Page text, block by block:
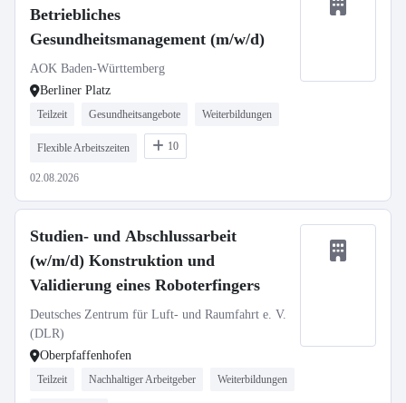
Betriebliches
Gesundheitsmanagement (m/w/d)
AOK Baden-Württemberg
Berliner Platz
Teilzeit Gesundheitsangebote Weiterbildungen
Flexible Arbeitszeiten 10
02.08.2026
Studien- und Abschlussarbeit
(w/m/d) Konstruktion und
Validierung eines Roboterfingers
Deutsches Zentrum für Luft- und Raumfahrt e. V.
(DLR)
Oberpfaffenhofen
Teilzeit Nachhaltiger Arbeitgeber Weiterbildungen